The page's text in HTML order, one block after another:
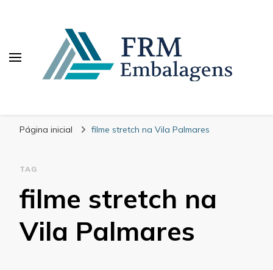
Página inicial filme stretch na Vila Palmares
TAG
filme stretch na
Vila Palmares